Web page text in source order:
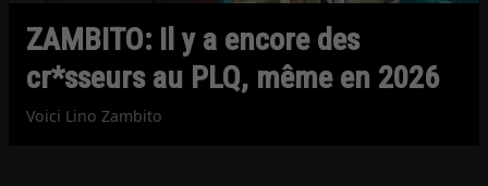
ZAMBITO: Il y a encore des
cr*sseurs au PLQ, même en 2026
Voici Lino Zambito